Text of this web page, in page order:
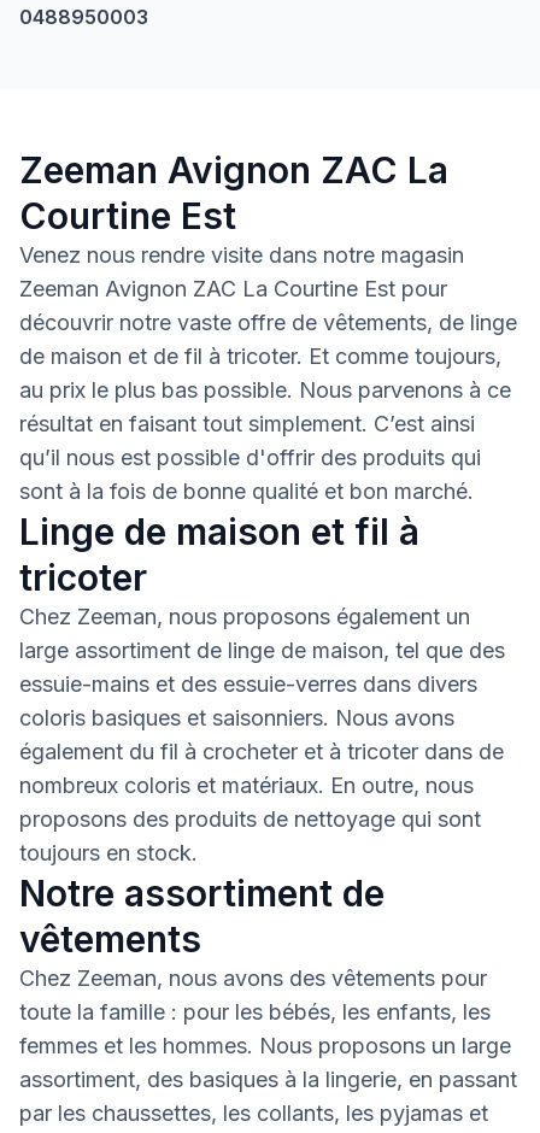
0488950003
Zeeman Avignon ZAC La
Courtine Est
Venez nous rendre visite dans notre magasin
Zeeman Avignon ZAC La Courtine Est pour
découvrir notre vaste offre de vêtements, de linge
de maison et de fil à tricoter. Et comme toujours,
au prix le plus bas possible. Nous parvenons à ce
résultat en faisant tout simplement. C’est ainsi
qu’il nous est possible d'offrir des produits qui
sont à la fois de bonne qualité et bon marché.
Linge de maison et fil à
tricoter
Chez Zeeman, nous proposons également un
large assortiment de linge de maison, tel que des
essuie-mains et des essuie-verres dans divers
coloris basiques et saisonniers. Nous avons
également du fil à crocheter et à tricoter dans de
nombreux coloris et matériaux. En outre, nous
proposons des produits de nettoyage qui sont
toujours en stock.
Notre assortiment de
vêtements
Chez Zeeman, nous avons des vêtements pour
toute la famille : pour les bébés, les enfants, les
femmes et les hommes. Nous proposons un large
assortiment, des basiques à la lingerie, en passant
par les chaussettes, les collants, les pyjamas et